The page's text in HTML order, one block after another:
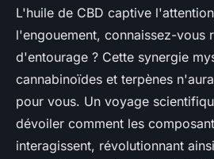
Huile de cbd : que
de l'effet
claire•16 avril 2024 •2 min de lecture
L'huile de CBD captive
l'engouement, connaissez-vous
d'entourage ? Cette synergie
cannabinoïdes et terpènes
pour vous. Un voyage
dévoiler comment les
interagissent, révolutionnant